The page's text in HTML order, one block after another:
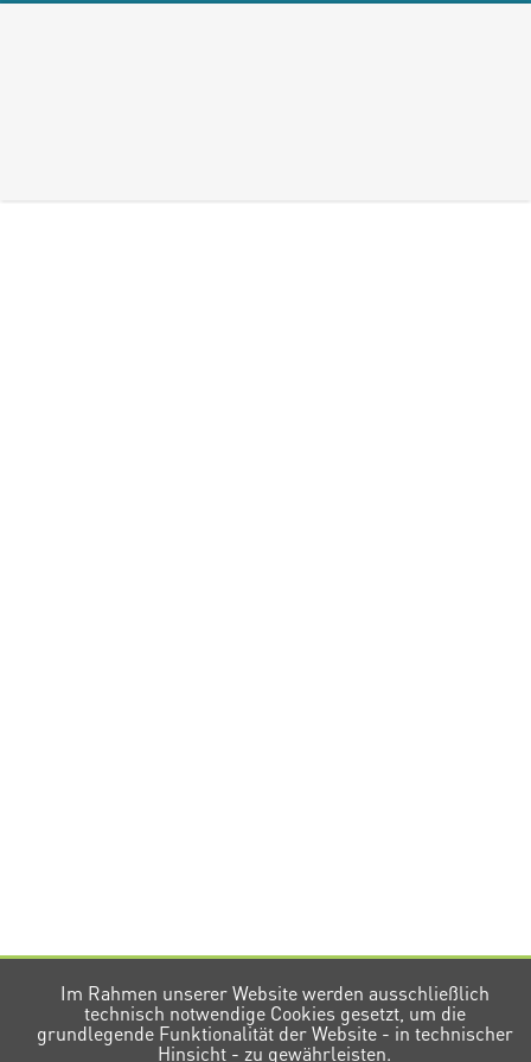
Im Rahmen unserer Website werden ausschließlich
technisch notwendige Cookies gesetzt, um die
grundlegende Funktionalität der Website - in technischer
Hinsicht - zu gewährleisten.